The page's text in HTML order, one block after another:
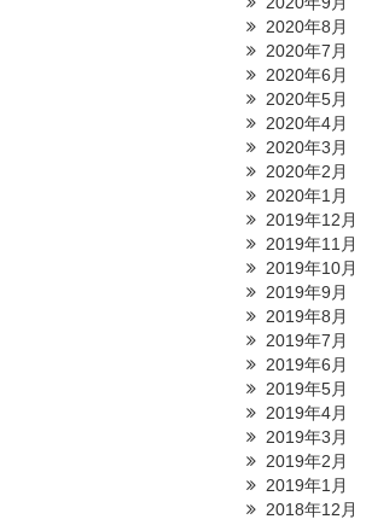
2020年8月
2020年7月
2020年6月
2020年5月
2020年4月
2020年3月
2020年2月
2020年1月
2019年12月
2019年11月
2019年10月
2019年9月
2019年8月
2019年7月
2019年6月
2019年5月
2019年4月
2019年3月
2019年2月
2019年1月
2018年12月